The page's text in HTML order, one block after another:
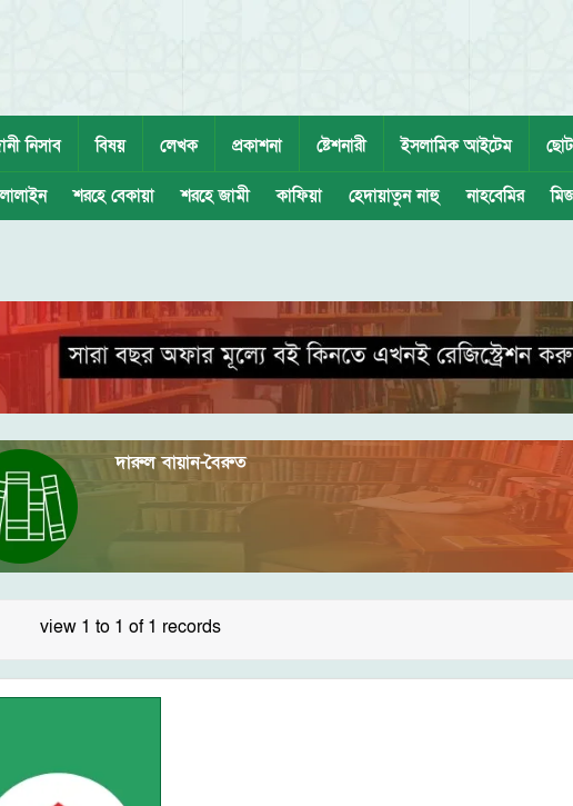
নিসাব বিষয় লেখক প্রকাশনা ষ্টেশনারী ইসলামিক আইটেম
শরহে বেকায়া শরহে জামী কাফিয়া হেদায়াতুন নাহু নাহবেমির
দারুল বায়ান-বৈরুত
view 1 to 1 of 1 records